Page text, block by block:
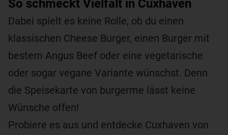
So schmeckt Vielfalt in Cuxhaven
Dabei spielt es keine Rolle, ob du einen
klassischen Cheese Burger, einen Burger mit
bestem Angus Beef oder eine vegetarische
oder sogar vegane Variante wünschst. Denn
die Speisekarte von burgerme lässt keine
Wünsche offen!
Probiere es aus und entdecke Cuxhaven von